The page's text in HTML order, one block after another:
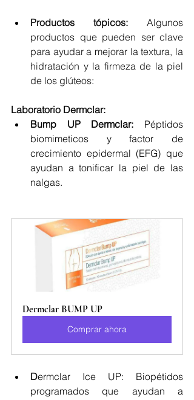
Productos tópicos: Algunos
productos que pueden ser clave
para ayudar a mejorar la textura, la
hidratación y la firmeza de la piel
de los glúteos:
Laboratorio Dermclar:
Bump UP Dermclar: Péptidos
biomimeticos y factor de
crecimiento epidermal (EFG) que
ayudan a tonificar la piel de las
nalgas.
Dermclar BUMP UP
Comprar ahora
Dermclar Ice UP: Biopétidos
programados que ayudan a